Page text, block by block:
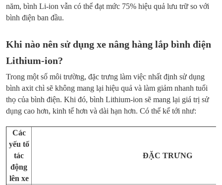
năm, bình Li-ion vẫn có thể đạt mức 75% hiệu quả lưu trữ so với
bình điện ban đầu.
Khi nào nên sử dụng xe nâng hàng lắp bình điện
Lithium-ion?
Trong một số môi trường, đặc trưng làm việc nhất định sử dụng
bình axit chì sẽ không mang lại hiệu quả và làm giảm nhanh tuổi
thọ của bình điện. Khi đó, bình Lithium-ion sẽ mang lại giá trị sử
dụng cao hơn, kinh tế hơn và dài hạn hơn. Có thể kể tới như:
Các
yếu tố
tác
động
lên xe
ĐẶC TRƯNG